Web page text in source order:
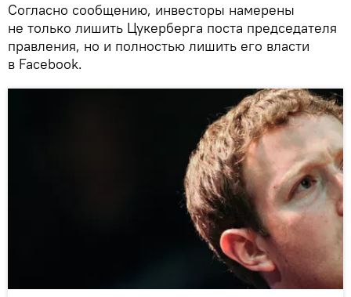
Согласно сообщению, инвесторы намерены
не только лишить Цукерберга поста председателя
правления, но и полностью лишить его власти
в Facebook.